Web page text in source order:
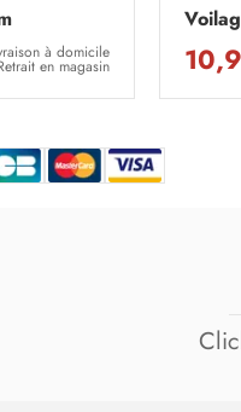
à domicile
en magasin